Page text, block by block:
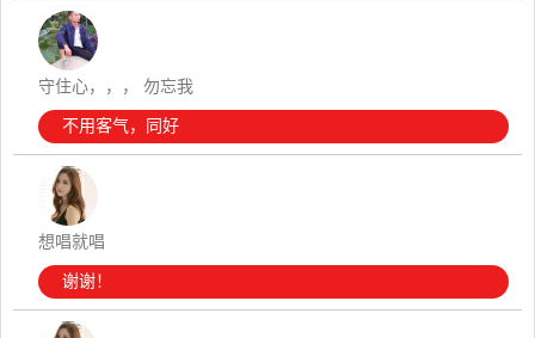
守住心，，， 勿忘我
不用客气，同好
想唱就唱
谢谢！